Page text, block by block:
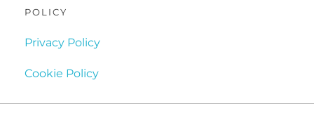
POLICY
Privacy Policy
Cookie Policy